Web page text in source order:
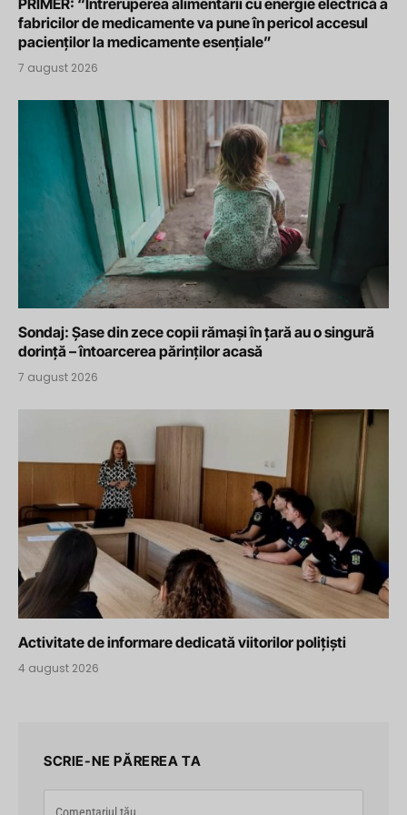
fabricilor de medicamente va pune în pericol accesul
pacienților la medicamente esențiale”
7 august 2026
Sondaj: Șase din zece copii rămași în țară au o singură
dorință – întoarcerea părinților acasă
7 august 2026
Activitate de informare dedicată viitorilor polițiști
4 august 2026
SCRIE-NE PĂREREA TA